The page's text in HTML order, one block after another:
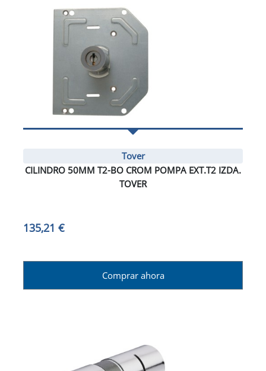
Tover
CILINDRO 50MM T2-BO CROM POMPA EXT.T2 IZDA.
TOVER
135,21 €
Comprar ahora